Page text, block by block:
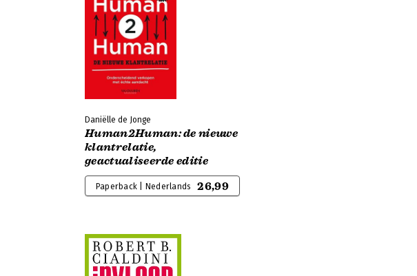
Daniëlle de Jonge
Human2Human: de nieuwe
klantrelatie,
geactualiseerde editie
Paperback | Nederlands 26,99